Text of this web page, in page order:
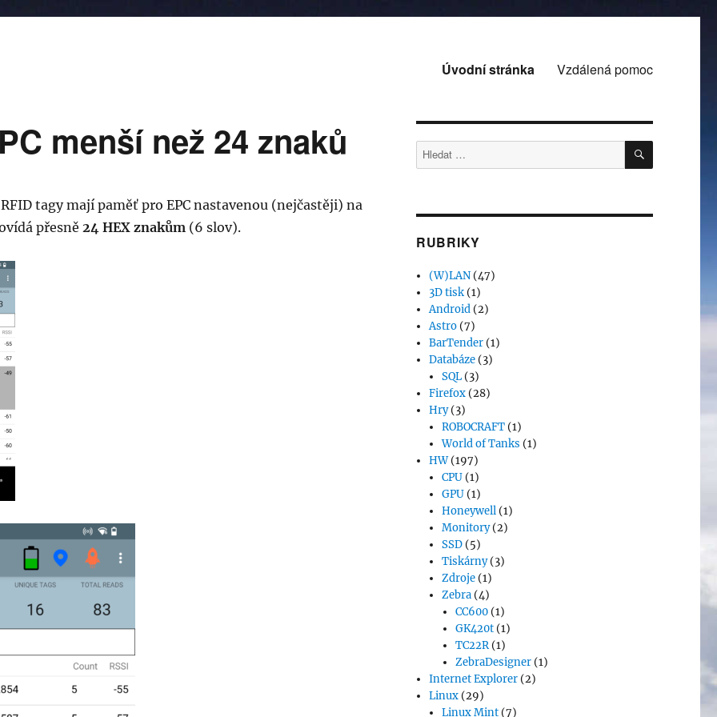
Úvodní stránka Vzdálená pomoc
menší než 24 znaků
tagy mají paměť pro EPC nastavenou (nejčastěji) na
přesně 24 HEX znakům(6 slov).
Hledat: HLEDÁNÍ
RUBRIKY
(W)LAN (47)
3D tisk (1)
Android (2)
Astro (7)
BarTender (1)
Databáze (3)
SQL (3)
Firefox (28)
Hry(3)
ROBOCRAFT (1)
World of Tanks (1)
HW(197)
CPU (1)
GPU (1)
Honeywell (1)
Monitory(2)
SSD (5)
Tiskárny(3)
Zdroje (1)
Zebra (4)
CC600(1)
GK420t(1)
TC22R(1)
ZebraDesigner(1)
Internet Explorer (2)
Linux (29)
Linux Mint (7)